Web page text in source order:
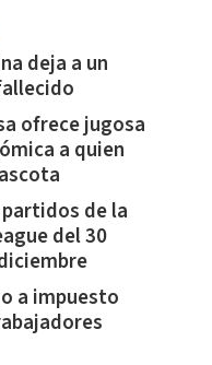
deja a un
ofrece jugosa
a quien
de la
del 30
a impuesto